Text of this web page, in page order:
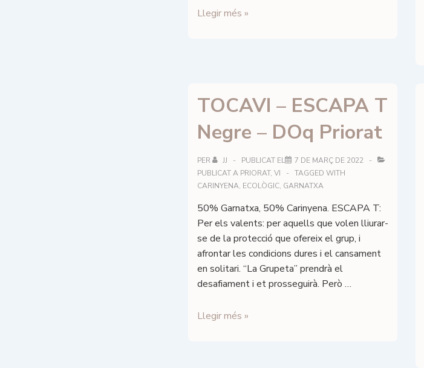
Prior
l’àliga
–
Priorat
Llegir més »
TOCAVI – ESCAPA T
Negre – DOq Priorat
PER JJ PUBLICAT EL
7 DE MARÇ DE 2022
PUBLICAT A PRIORAT, VI
TAGGED WITH
CARINYENA, ECOLÒGIC, GARNATXA
50% Garnatxa, 50% Carinyena. ESCAPA T:
Per els valents: per aquells que volen lliurar-
se de la protecció que ofereix el grup, i
afrontar les condicions dures i el cansament
en solitari. “La Grupeta” prendrà el
desafiament i et prosseguirà. Però …
TOCAVI
Llegir més »